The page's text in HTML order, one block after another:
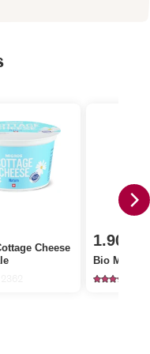
Cheese
1.90
Bio Menta